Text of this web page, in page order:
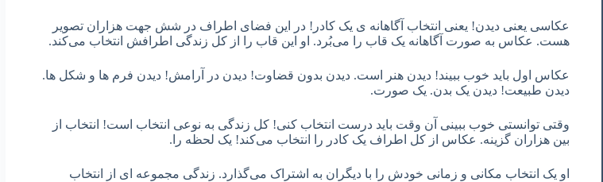
عکاسی یعنی دیدن! یعنی انتخاب آگاهانه ی یک کادر! در این فضای اطراف در شش جهت هزاران تصویر
هست. عکاس به صورت آگاهانه یک قاب را می‌بُرد. او این قاب را از کل زندگی اطرافش انتخاب می‌کند.
عکاس اول باید خوب ببیند! دیدن هنر است. دیدن بدون قضاوت! دیدن در آرامش! دیدن فرم ها و شکل ها.
دیدن طبیعت! دیدن یک بدن. یک صورت.
وقتی توانستی خوب ببینی آن وقت باید درست انتخاب کنی! کل زندگی به نوعی انتخاب است! انتخاب از
بین هزاران گزینه. عکاس از کل اطراف یک کادر را انتخاب می‌کند! یک لحظه را.
او یک انتخاب مکانی و زمانی خودش را با دیگران به اشتراک می‌گذارد. زندگی مجموعه ای از انتخاب